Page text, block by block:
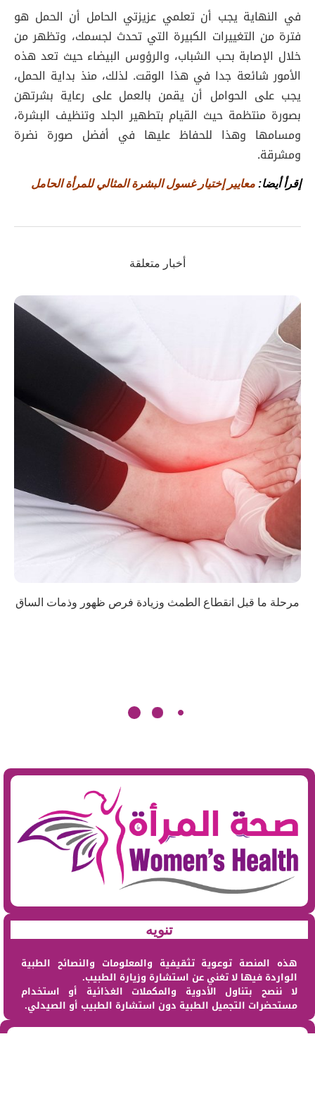
في النهاية يجب أن تعلمي عزيزتي الحامل أن الحمل هو
فترة من التغييرات الكبيرة التي تحدث لجسمك، وتظهر من
خلال الإصابة بحب الشباب، والرؤوس البيضاء حيث تعد هذه
الأمور شائعة جدا في هذا الوقت. لذلك، منذ بداية الحمل،
يجب على الحوامل أن يقمن بالعمل على رعاية بشرتهن
بصورة منتظمة حيث القيام بتطهير الجلد وتنظيف البشرة،
ومسامها وهذا للحفاظ عليها في أفضل صورة نضرة
ومشرقة.
إقرأ أيضا: معايير إختيار غسول البشرة المثالي للمرأة الحامل
أخبار متعلقة
مرحلة ما قبل انقطاع الطمث وزيادة فرص ظهور وذمات الساق
تنويه
هذه المنصة توعوية تثقيفية والمعلومات والنصائح الطبية
الواردة فيها لا تغني عن استشارة وزيارة الطبيب.
لا ننصح بتناول الأدوية والمكملات الغذائية أو استخدام
مستحضرات التجميل الطبية دون استشارة الطبيب أو الصيدلي.